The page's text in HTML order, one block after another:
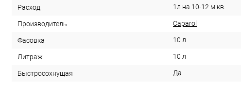
Расход 1л на 10-12 м.кв.
Производитель Caparol
Фасовка 10 л
Литраж 10 л
Быстросохнущая Да